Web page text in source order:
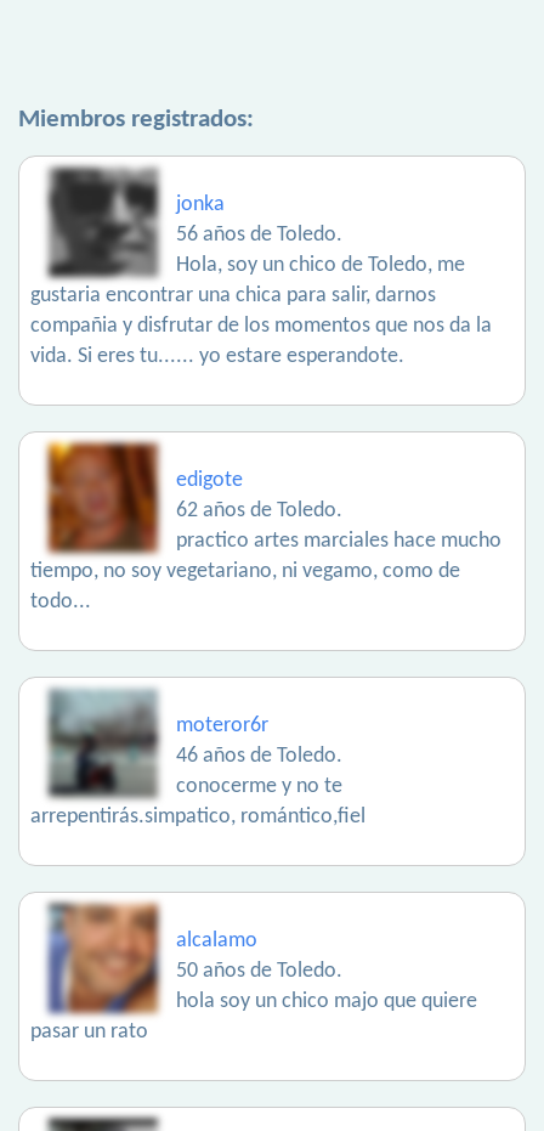
Miembros registrados:
jonka
56 años de Toledo.
Hola, soy un chico de Toledo, me
gustaria encontrar una chica para salir, darnos
compañia y disfrutar de los momentos que nos da la
vida. Si eres tu...... yo estare esperandote.
edigote
62 años de Toledo.
practico artes marciales hace mucho
tiempo, no soy vegetariano, ni vegamo, como de
todo...
moteror6r
46 años de Toledo.
conocerme y no te
arrepentirás.simpatico, romántico,fiel
alcalamo
50 años de Toledo.
hola soy un chico majo que quiere
pasar un rato